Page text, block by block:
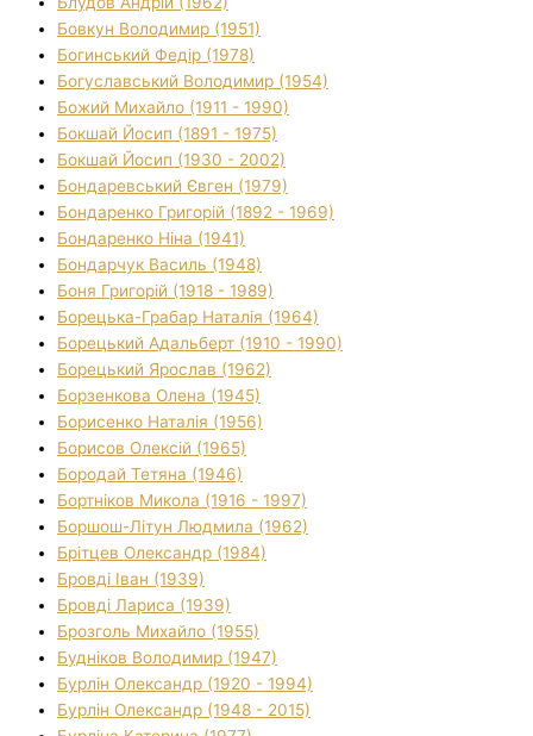
Бовкун Володимир (1951)
Богинський Федір (1978)
Богуславський Володимир (1954)
Божий Михайло (1911 - 1990)
Бокшай Йосип (1891 - 1975)
Бокшай Йосип (1930 - 2002)
Бондаревський Євген (1979)
Бондаренко Григорій (1892 - 1969)
Бондаренко Ніна (1941)
Бондарчук Василь (1948)
Боня Григорій (1918 - 1989)
Борецька-Грабар Наталія (1964)
Борецький Адальберт (1910 - 1990)
Борецький Ярослав (1962)
Борзенкова Олена (1945)
Борисенко Наталія (1956)
Борисов Олексій (1965)
Бородай Тетяна (1946)
Бортніков Микола (1916 - 1997)
Боршош-Літун Людмила (1962)
Брітцев Олександр (1984)
Бровді Іван (1939)
Бровді Лариса (1939)
Брозголь Михайло (1955)
Будніков Володимир (1947)
Бурлін Олександр (1920 - 1994)
Бурлін Олександр (1948 - 2015)